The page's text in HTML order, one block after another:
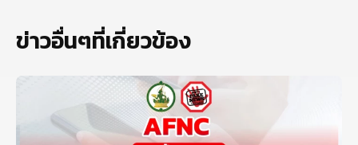
ข่าวอื่นๆที่เกี่ยวข้อง